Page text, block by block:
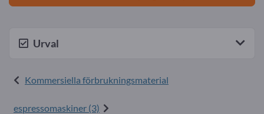
Urval
Kommersiella förbrukningsmaterial
espressomaskiner (3)